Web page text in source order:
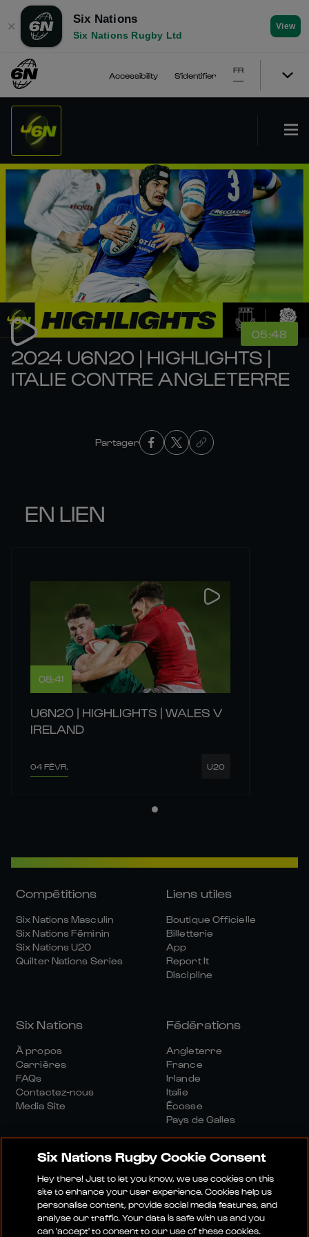
✕
Six Nations
Six Nations Rugby Ltd
View
Accessibility S'identifier
FR
05:48
2024 U6N20 | HIGHLIGHTS |
ITALIE CONTRE ANGLETERRE
Partager
EN LIEN
08:41
U6N20 | HIGHLIGHTS | WALES V
IRELAND
04 FÉVR. U20
Compétitions
Six Nations Masculin
Six Nations Féminin
Six Nations U20
Quilter Nations Series
Liens utiles
Boutique Officielle
Billetterie
App
Report It
Discipline
Six Nations
À propos
Carrières
FAQs
Contactez-nous
Media Site
Fédérations
Angleterre
France
Irlande
Italie
Écosse
Pays de Galles
Site Média Conditions Générales
Politique De ConfidentialitéPolitique De Cookies
Six Nations Rugby Cookie Consent
Hey there! Just to let you know, we use cookies on this
site to enhance your user experience. Cookies help us
personalise content, provide social media features, and
analyse our traffic. Your data is safe with us and you
can 'accept' to consent to our use of these cookies.